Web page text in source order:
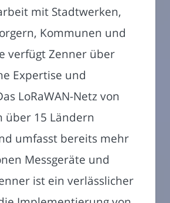
mit Stadtwerken,
Kommunen und
verfügt Zenner über
Expertise und
LoRaWAN-Netz von
über 15 Ländern
umfasst bereits mehr
Messgeräte und
ist ein verlässlicher